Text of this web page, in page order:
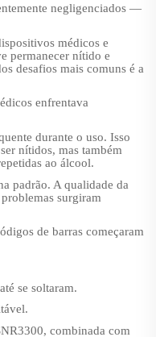
negligenciados —
médicos e
permanecer nítido e
desafios mais comuns é a
enfrentava
durante o uso. Isso
nítidos, mas também
ao álcool.
padrão. A qualidade da
surgiram
de barras começaram
se soltaram.
combinada com